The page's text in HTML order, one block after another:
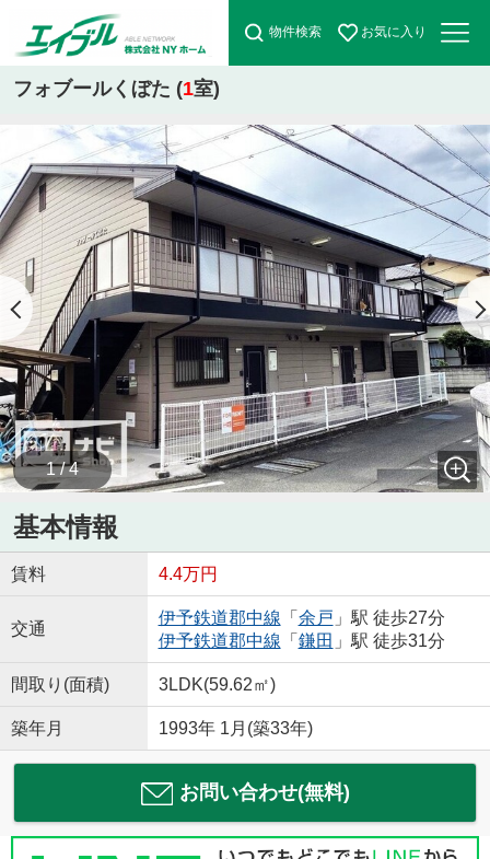
物件検索 お気に入り
フォブールくぼた (1室)
1 / 4
基本情報
賃料 4.4万円
交通
伊予鉄道郡中線 「 余戸 」駅 徒歩27分
伊予鉄道郡中線 「 鎌田 」駅 徒歩31分
間取り(面積) 3LDK(59.62㎡)
築年月 1993年 1月(築33年)
お問い合わせ(無料)